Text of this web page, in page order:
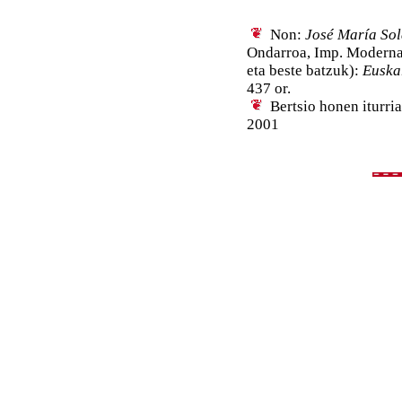
Non: José María
Ondarroa, Imp.
eta beste batzuk):
437 or.
Bertsio honen
2001